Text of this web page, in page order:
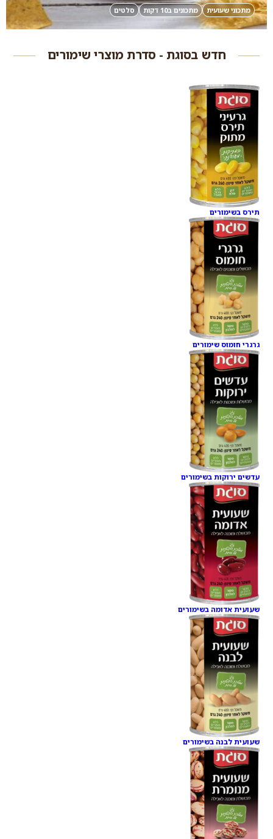
מתכוני שעועית מתכונים ב10 דקות סלטים
חדש בסוגת - סדרת מוצרי שימורים
תירס בשימורים
גרגרי חומוס שימורים
עדשים ירוקות בשימורים
שעועית אדומה בשימורים
שעועית לבנה בשימורים